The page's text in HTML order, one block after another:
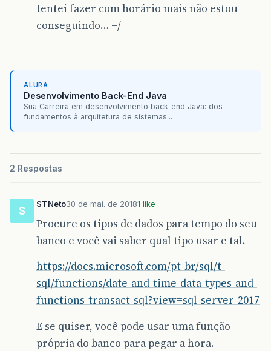
tentei fazer com horário mais não estou
conseguindo… =/
ALURA
Desenvolvimento Back-End Java
Sua Carreira em desenvolvimento back-end Java: dos
fundamentos à arquitetura de sistemas...
2 Respostas
S
STNeto30 de mai. de 20181 like
Procure os tipos de dados para tempo do seu
banco e você vai saber qual tipo usar e tal.
https://docs.microsoft.com/pt-br/sql/t-
sql/functions/date-and-time-data-types-and-
functions-transact-sql?view=sql-server-2017
E se quiser, você pode usar uma função
própria do banco para pegar a hora.